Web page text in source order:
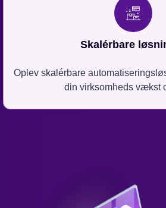
Skalérbare
Oplev skalérbare
din virksomheds vækst